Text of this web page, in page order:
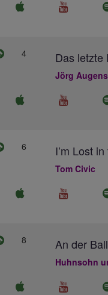
4 Das letzte
Jörg
6 I’m Lost
Tom Civic
8 An der
Huhnsohn